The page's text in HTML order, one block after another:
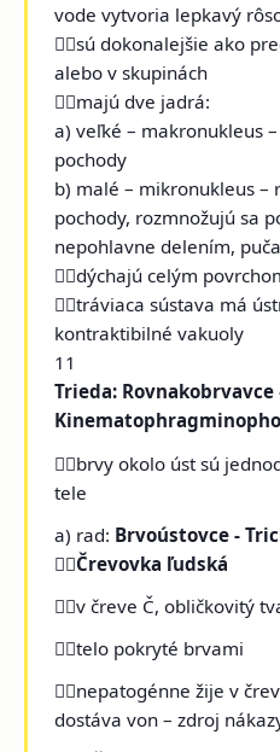
vode vytvoria lepkavý
sú dokonalejšie ako
alebo v skupinách
majú dve jadrá:
a) veľké – makronukleus
pochody
b) malé – mikronukleus –
pochody, rozmnožujú sa
nepohlavne delením,
dýchajú celým
tráviaca sústava má
kontraktibilné vakuoly
11
Trieda: Rovnakobrvavce
brvy okolo úst sú
tele
a) rad: Brvoústovce -
Črevovka ľudská
v čreve Č, obličkovitý
telo pokryté brvami
nepatogénne žije v
dostáva von – zdroj